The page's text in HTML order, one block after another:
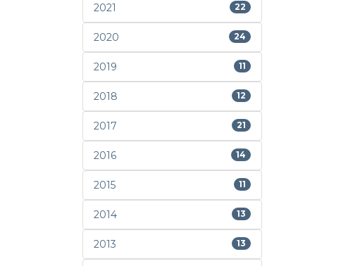
2021 22
2020 24
2019 11
2018 12
2017 21
2016 14
2015 11
2014 13
2013 13